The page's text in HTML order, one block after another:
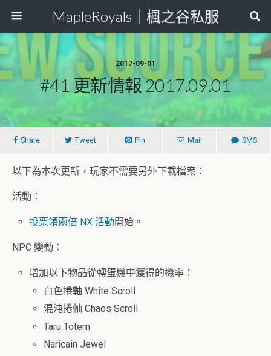
MapleRoyals｜楓之谷私服
2017-09-01
#41 更新情報 2017.09.01
Share Tweet Pin Mail SMS
以下為本次更新，玩家不需要另外下載檔案：
活動：
投票領兩倍 NX 活動開始。
NPC 變動：
增加以下物品從轉蛋機中獲得的機率：
白色捲軸 White Scroll
混沌捲軸 Chaos Scroll
Taru Totem
Naricain Jewel